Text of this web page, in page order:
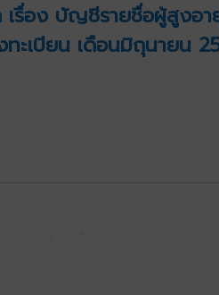
เรื่อง บัญชีรายชื่อผู้สูงอ
ะเบียน เดือนมิถุนายน